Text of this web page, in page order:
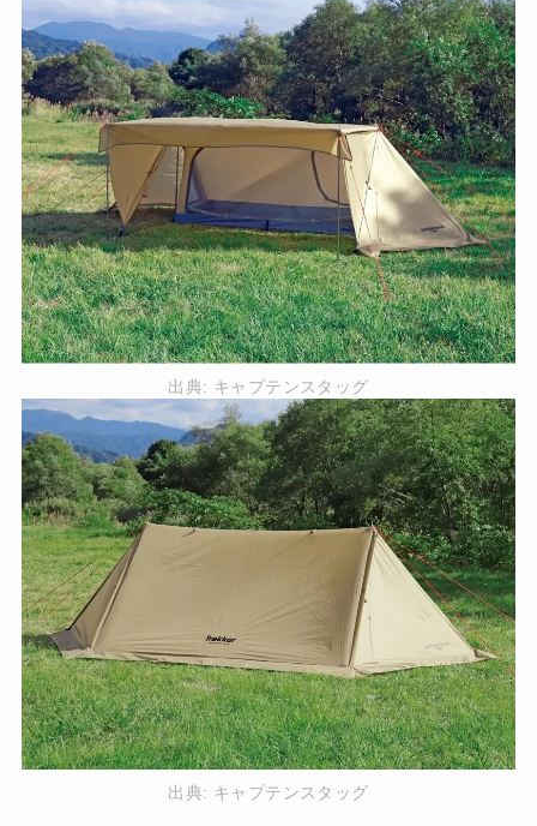
出典: キャプテンスタッグ
出典: キャプテンスタッグ